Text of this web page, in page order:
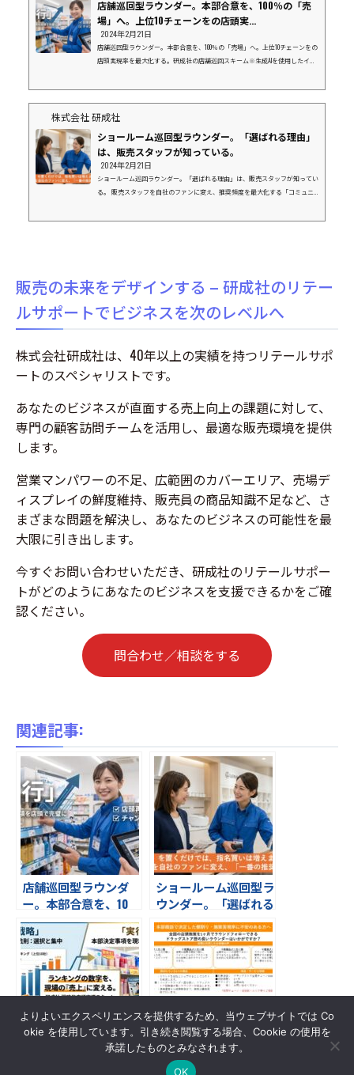
店舗巡回型ラウンダー。本部合意を、100％の「売
場」へ。上位10チェーンをの店頭実...
2024年2月21日
店舗巡回型ラウンダー。本部合意を、100％の「売場」へ。上位10チェーンをの
店頭実現率を最大化する。研成社の店舗巡回スキーム※生成AIを使用したイメ
て年間数千万円規模の機会損失（チャンスロス）に繋がっています。 店舗数
回しにさ...
株式会社 研成社
ショールーム巡回型ラウンダー。「選ばれる理由」
は、販売スタッフが知っている。
2024年2月21日
ショールーム巡回ラウンダー。「選ばれる理由」は、販売スタッフが知ってい
る。 販売スタッフを自社のファンに変え、推奨頻度を最大化する「コミュニ
販売の未来をデザインする – 研成社のリテー
ルサポートでビジネスを次のレベルへ
株式会社研成社は、40年以上の実績を持つリテールサポ
ートのスペシャリストです。
あなたのビジネスが直面する売上向上の課題に対して、
専門の顧客訪問チームを活用し、最適な販売環境を提供
します。
営業マンパワーの不足、広範囲のカバーエリア、売場デ
ィスプレイの鮮度維持、販売員の商品知識不足など、さ
まざまな問題を解決し、あなたのビジネスの可能性を最
大限に引き出します。
今すぐお問い合わせいただき、研成社のリテールサポー
トがどのようにあなたのビジネスを支援できるかをご確
認ください。
問合わせ／相談をする
関連記事:
店舗巡回型ラウンダ
ー。本部合意を、10
0％の「売場」へ。上
位10チェーンをの店頭
実現率を最大化する。
研成社の店舗巡回スキ
ーム
ショールーム巡回型ラ
ウンダー。「選ばれる
理由」は、販売スタッ
フが知っている。
戦略的店頭実現（ラウ
選ばれる理由／ドラッ
グストア1500店回訪③
よりよいエクスペリエンスを提供するため、当ウェブサイトでは Co
okie を使用しています。引き続き閲覧する場合、Cookie の使用を
承諾したものとみなされます。
OK